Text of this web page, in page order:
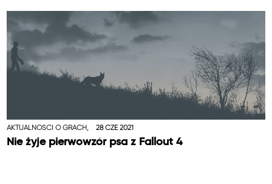
AKTUALNOŚCI O GRACH, 28 CZE 2021
Nie żyje pierwowzór psa z Fallout 4